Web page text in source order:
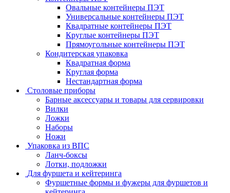
Овальные контейнеры ПЭТ
Универсальные контейнеры ПЭТ
Квадратные контейнеры ПЭТ
Круглые контейнеры ПЭТ
Прямоугольные контейнеры ПЭТ
Кондитерская упаковка
Квадратная форма
Круглая форма
Нестандартная форма
Столовые приборы
Барные аксессуары и товары для сервировки
Вилки
Ложки
Наборы
Ножи
Упаковка из ВПС
Ланч-боксы
Лотки, подложки
Для фуршета и кейтеринга
Фуршетные формы и фужеры для фуршетов и